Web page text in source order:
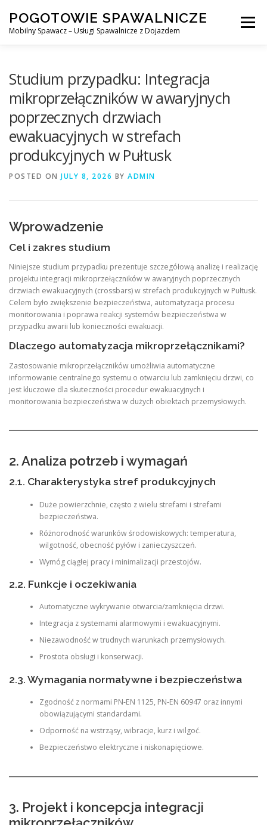
content
POGOTOWIE SPAWALNICZE
Mobilny Spawacz – Usługi Spawalnicze z Dojazdem
Menu
SPAWANIE MIG/MAG (GMAW)
KONTAKT
Studium przypadku: Integracja
mikroprzełączników w awaryjnych
poprzecznych drzwiach
ewakuacyjnych w strefach
produkcyjnych w Pułtusk
POSTED ON JULY 8, 2026 BY ADMIN
Wprowadzenie
Cel i zakres studium
Niniejsze studium przypadku prezentuje szczegółową analizę i realizację
projektu integracji mikroprzełączników w awaryjnych poprzecznych
drzwiach ewakuacyjnych (crossbars) w strefach produkcyjnych w Pułtusk.
Celem było zwiększenie bezpieczeństwa, automatyzacja procesu
monitorowania i poprawa reakcji systemów bezpieczeństwa w
przypadku awarii lub konieczności ewakuacji.
Dlaczego automatyzacja mikroprzełącznikami?
Zastosowanie mikroprzełączników umożliwia automatyczne
informowanie centralnego systemu o otwarciu lub zamknięciu drzwi, co
jest kluczowe dla skuteczności procedur ewakuacyjnych i
monitorowania bezpieczeństwa w dużych obiektach przemysłowych.
2. Analiza potrzeb i wymagań
2.1. Charakterystyka stref produkcyjnych
Duże powierzchnie, często z wielu strefami i strefami
bezpieczeństwa.
Różnorodność warunków środowiskowych: temperatura,
wilgotność, obecność pyłów i zanieczyszczeń.
Wymóg ciągłej pracy i minimalizacji przestojów.
2.2. Funkcje i oczekiwania
Automatyczne wykrywanie otwarcia/zamknięcia drzwi.
Integracja z systemami alarmowymi i ewakuacyjnymi.
Niezawodność w trudnych warunkach przemysłowych.
Prostota obsługi i konserwacji.
2.3. Wymagania normatywne i bezpieczeństwa
Zgodność z normami PN-EN 1125, PN-EN 60947 oraz innymi
obowiązującymi standardami.
Odporność na wstrząsy, wibracje, kurz i wilgoć.
Bezpieczeństwo elektryczne i niskonapięciowe.
3. Projekt i koncepcja integracji